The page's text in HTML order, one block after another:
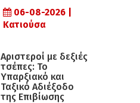
06-08-2026 |
Κατιούσα
Αριστεροί με δεξιές
τσέπες: Το
Υπαρξιακό και
Ταξικό Αδιέξοδο
της Επιβίωσης